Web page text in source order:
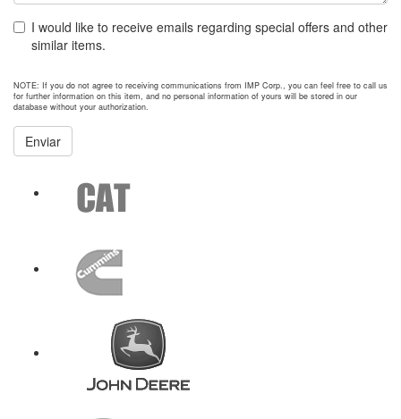
I would like to receive emails regarding special offers and other
similar items.
NOTE: If you do not agree to receiving communications from IMP Corp., you can feel free to call us
for further information on this item, and no personal information of yours will be stored in our
database without your authorization.
Enviar